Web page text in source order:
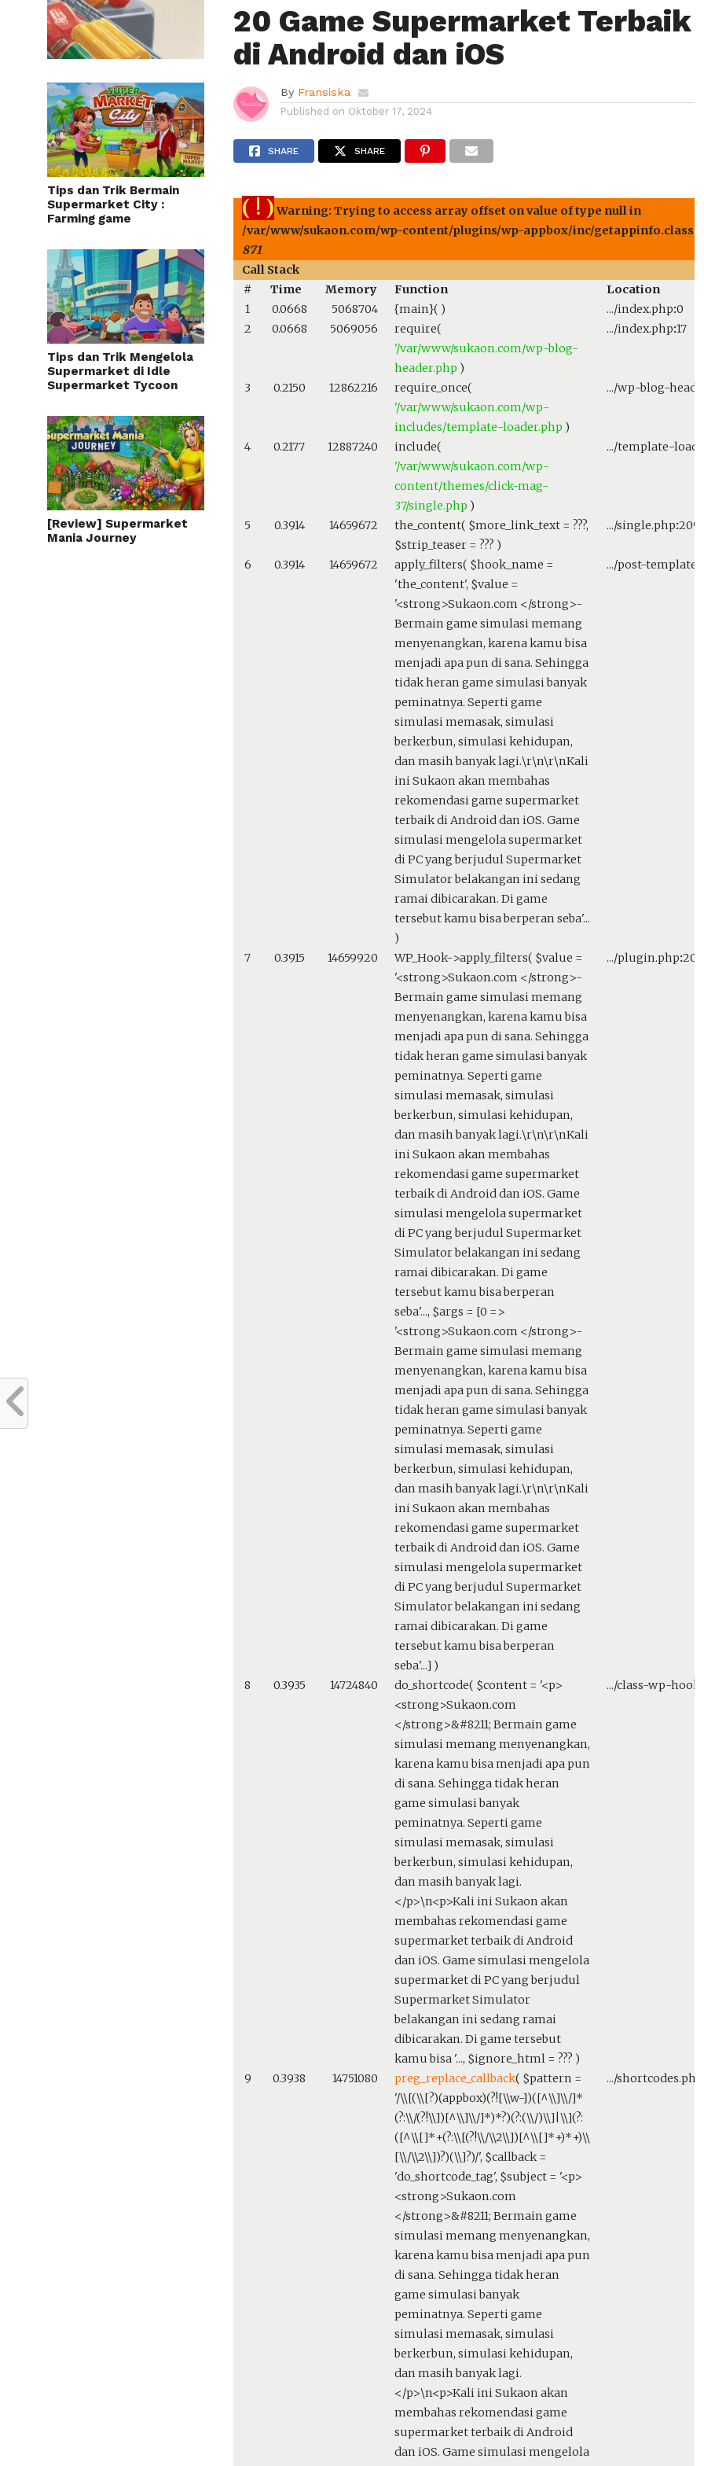
Tips dan Trik Bermain
Supermarket City :
Farming game
Tips dan Trik Mengelola
Supermarket di Idle
Supermarket Tycoon
[Review] Supermarket
Mania Journey
20 Game Supermarket Terbaik
di Android dan iOS
By Fransiska
Published on Oktober 17, 2024
SHARE SHARE
( ! )Warning: Trying to access array offset on value of type null in
/var/www/sukaon.com/wp-content/plugins/wp-appbox/inc/
871
Call Stack
#
Time Memory Function
Location
1
0.0668 5068704 {main}( ) .../index.php:0
2
0.0668 5069056
require(
'/var/www/sukaon.com/wp-blog-
header.php )
.../index.php:17
3 0.2150 12862216
require_once(
'/var/www/sukaon.com/wp-
includes/template-loader.php )
.../wp-blog-
4 0.2177 12887240
include(
'/var/www/sukaon.com/wp-
content/themes/click-mag-
37/single.php )
.../template-
5 0.3914 14659672 the_content( $more_link_text = ???,
$strip_teaser = ??? )
.../single.php:209
6 0.3914 14659672 apply_filters( $hook_name =
'the_content', $value =
'<strong>Sukaon.com </strong>-
Bermain game simulasi memang
menyenangkan, karena kamu bisa
menjadi apa pun di sana. Sehingga
tidak heran game simulasi banyak
peminatnya. Seperti game
simulasi memasak, simulasi
berkerbun, simulasi kehidupan,
dan masih banyak lagi.\r\n\r\nKali
ini Sukaon akan membahas
rekomendasi game supermarket
terbaik di Android dan iOS. Game
simulasi mengelola supermarket
di PC yang berjudul Supermarket
Simulator belakangan ini sedang
ramai dibicarakan. Di game
tersebut kamu bisa berperan seba'...
)
.../post-
7 0.3915 14659920 WP_Hook->apply_filters( $value =
'<strong>Sukaon.com </strong>-
Bermain game simulasi memang
menyenangkan, karena kamu bisa
menjadi apa pun di sana. Sehingga
tidak heran game simulasi banyak
peminatnya. Seperti game
simulasi memasak, simulasi
berkerbun, simulasi kehidupan,
dan masih banyak lagi.\r\n\r\nKali
ini Sukaon akan membahas
rekomendasi game supermarket
terbaik di Android dan iOS. Game
simulasi mengelola supermarket
di PC yang berjudul Supermarket
Simulator belakangan ini sedang
ramai dibicarakan. Di game
tersebut kamu bisa berperan
seba'..., $args = [0 =>
'<strong>Sukaon.com </strong>-
Bermain game simulasi memang
menyenangkan, karena kamu bisa
menjadi apa pun di sana. Sehingga
tidak heran game simulasi banyak
peminatnya. Seperti game
simulasi memasak, simulasi
berkerbun, simulasi kehidupan,
dan masih banyak lagi.\r\n\r\nKali
ini Sukaon akan membahas
rekomendasi game supermarket
terbaik di Android dan iOS. Game
simulasi mengelola supermarket
di PC yang berjudul Supermarket
Simulator belakangan ini sedang
ramai dibicarakan. Di game
tersebut kamu bisa berperan
seba'...] )
.../plugin.php:205
8 0.3935 14724840 do_shortcode( $content = '<p>
<strong>Sukaon.com
</strong>&#8211; Bermain game
simulasi memang menyenangkan,
karena kamu bisa menjadi apa pun
di sana. Sehingga tidak heran
game simulasi banyak
peminatnya. Seperti game
simulasi memasak, simulasi
berkerbun, simulasi kehidupan,
dan masih banyak lagi.
</p>\n<p>Kali ini Sukaon akan
membahas rekomendasi game
supermarket terbaik di Android
dan iOS. Game simulasi mengelola
supermarket di PC yang berjudul
Supermarket Simulator
belakangan ini sedang ramai
dibicarakan. Di game tersebut
kamu bisa '..., $ignore_html = ??? )
.../class-wp-
9 0.3938 14751080 preg_replace_callback( $pattern =
'/\\[(\\[?)(appbox)(?![\\w-])([^\\]\\/]*
(?:\\/(?!\\])[^\\]\\/]*)*?)(?:(\\/)\\]|\\](?:
([^\\[]*+(?:\\[(?!\\/\\2\\])[^\\[]*+)*+)\\
[\\/\\2\\])?)(\\]?)/', $callback =
'do_shortcode_tag', $subject = '<p>
<strong>Sukaon.com
</strong>&#8211; Bermain game
simulasi memang menyenangkan,
karena kamu bisa menjadi apa pun
di sana. Sehingga tidak heran
game simulasi banyak
peminatnya. Seperti game
simulasi memasak, simulasi
berkerbun, simulasi kehidupan,
dan masih banyak lagi.
</p>\n<p>Kali ini Sukaon akan
membahas rekomendasi game
supermarket terbaik di Android
dan iOS. Game simulasi mengelola
.../shortcodes.php